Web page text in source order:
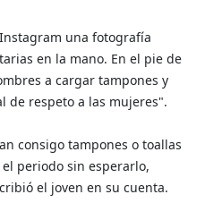
una fotografía
en la mano. En el pie de
a cargar tampones y
de respeto a las mujeres".
consigo tampones o toallas
periodo sin esperarlo,
el joven en su cuenta.